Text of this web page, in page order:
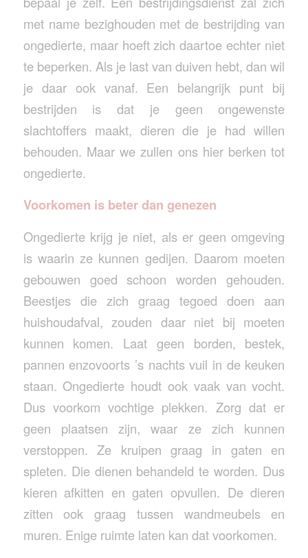
met name bezighouden met de bestrijding van
ongedierte, maar hoeft zich daartoe echter niet
te beperken. Als je last van duiven hebt, dan wil
je daar ook vanaf. Een belangrijk punt bij
bestrijden is dat je geen ongewenste
slachtoffers maakt, dieren die je had willen
behouden. Maar we zullen ons hier berken tot
ongedierte.
Voorkomen is beter dan genezen
Ongedierte krijg je niet, als er geen omgeving
is waarin ze kunnen gedijen. Daarom moeten
gebouwen goed schoon worden gehouden.
Beestjes die zich graag tegoed doen aan
huishoudafval, zouden daar niet bij moeten
kunnen komen. Laat geen borden, bestek,
pannen enzovoorts ’s nachts vuil in de keuken
staan. Ongedierte houdt ook vaak van vocht.
Dus voorkom vochtige plekken. Zorg dat er
geen plaatsen zijn, waar ze zich kunnen
verstoppen. Ze kruipen graag in gaten en
spleten. Die dienen behandeld te worden. Dus
kieren afkitten en gaten opvullen. De dieren
zitten ook graag tussen wandmeubels en
muren. Enige ruimte laten kan dat voorkomen.